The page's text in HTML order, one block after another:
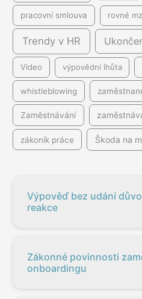
pracovní smlouva rovné
Trendy v HR
Video výpovědní lhůta
whistleblowing
Zaměstnávání
zákoník práce Škoda na
Výpověď bez udání
reakce
Zákonné povinnosti
onboardingu